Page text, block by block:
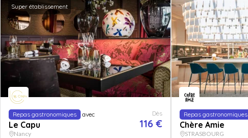
Super établissement
Repas gastronomiques avec
Le Capu
Dès
116 €
Nancy
Repas gastronomiques
Chère Amie
STRASBOURG